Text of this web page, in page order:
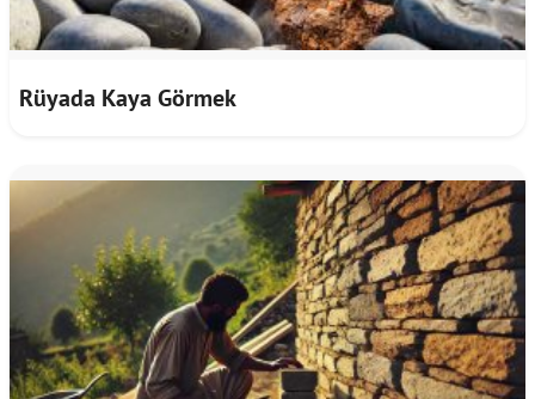
Rüyada Kaya Görmek